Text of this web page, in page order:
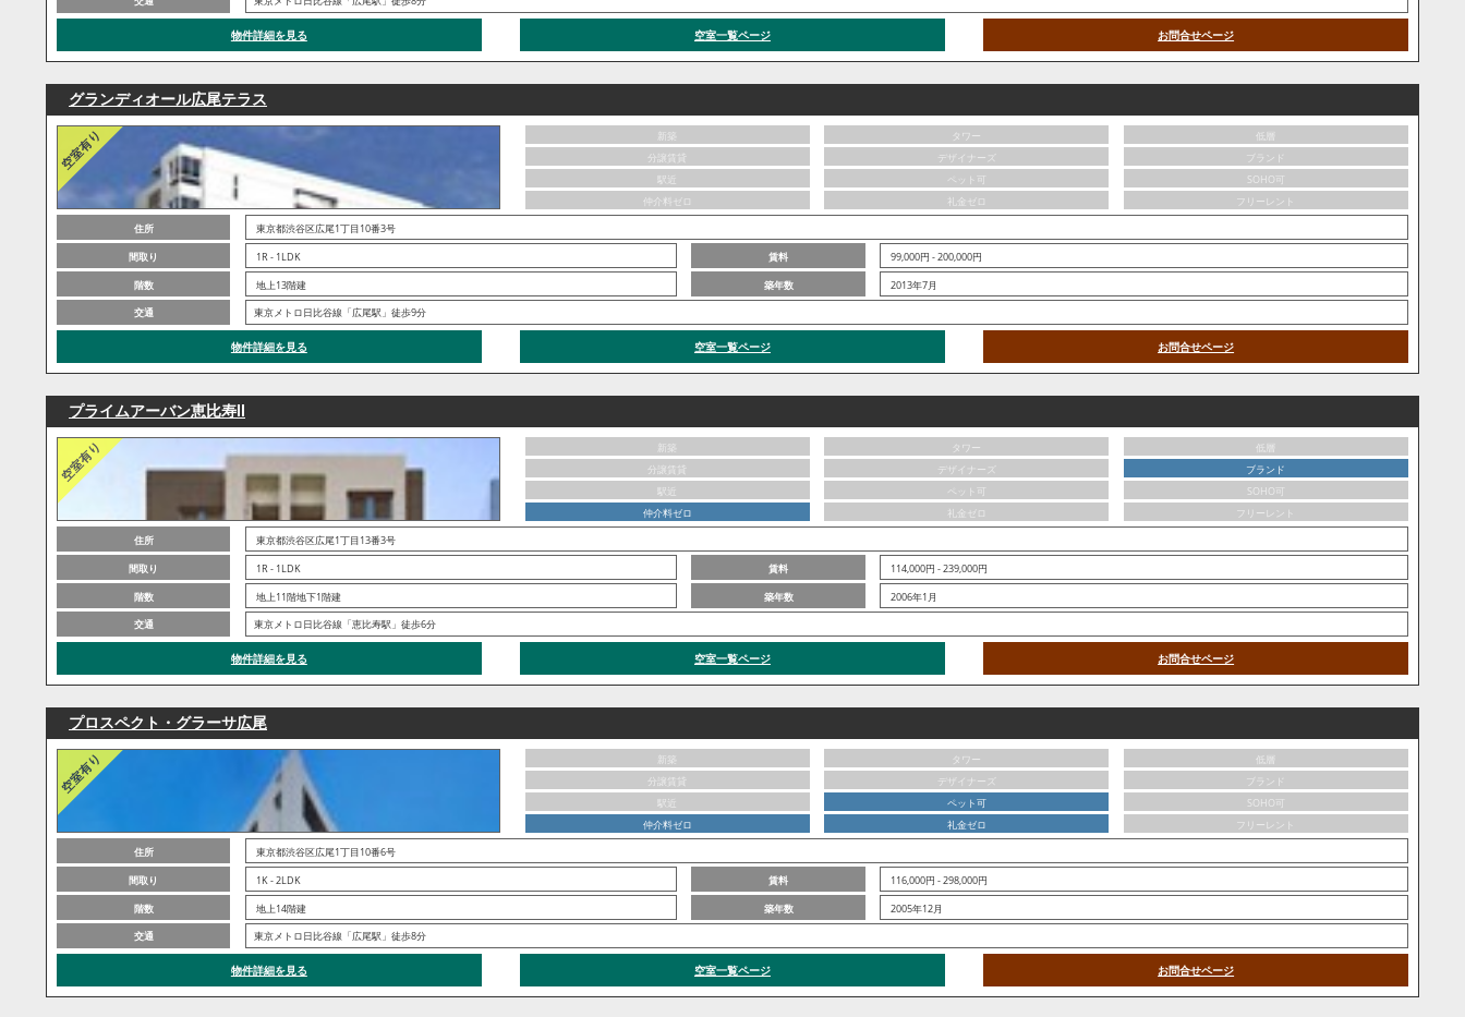
物件詳細を見る 空室一覧ページ お問合せページ
グランディオール広尾テラス
新築 タワー
低層
分譲賃貸
デザイナーズ
ブランド
駅近
ペット可
SOHO可
仲介料ゼロ
礼金ゼロ
フリーレント
住所
東京都渋谷区広尾1丁目10番3号
間取り
1R - 1LDK 賃料
99,000円 - 200,000円
階数
地上13階建 築年数
2013年7月
交通
東京メトロ日比谷線「広尾駅」徒歩9分
物件詳細を見る 空室一覧ページ お問合せページ
プライムアーバン恵比寿Ⅱ
新築 タワー
低層
分譲賃貸
デザイナーズ
ブランド
駅近
ペット可
SOHO可
仲介料ゼロ
礼金ゼロ
フリーレント
住所
東京都渋谷区広尾1丁目13番3号
間取り
1R - 1LDK 賃料
114,000円 - 239,000円
階数
地上11階地下1階建 築年数
2006年1月
交通
東京メトロ日比谷線「恵比寿駅」徒歩6分
物件詳細を見る 空室一覧ページ お問合せページ
プロスペクト・グラーサ広尾
新築 タワー
低層
分譲賃貸
デザイナーズ
ブランド
駅近
ペット可
SOHO可
仲介料ゼロ
礼金ゼロ
フリーレント
住所
東京都渋谷区広尾1丁目10番6号
間取り
1K - 2LDK 賃料
116,000円 - 298,000円
階数
地上14階建 築年数
2005年12月
交通
東京メトロ日比谷線「広尾駅」徒歩8分
物件詳細を見る 空室一覧ページ お問合せページ